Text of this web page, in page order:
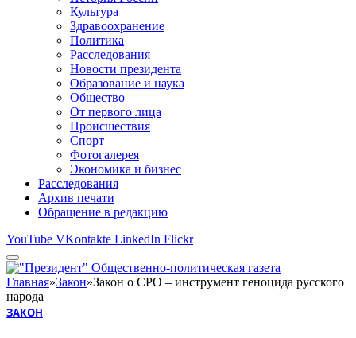
Культура
Здравоохранение
Политика
Расследования
Новости президента
Образование и наука
Общество
От первого лица
Происшествия
Спорт
Фотогалерея
Экономика и бизнес
Расследования
Архив печати
Обращение в редакцию
YouTube VKontakte LinkedIn Flickr
Главная»Закон»Закон о СРО – инструмент геноцида русского
народа
ЗАКОН